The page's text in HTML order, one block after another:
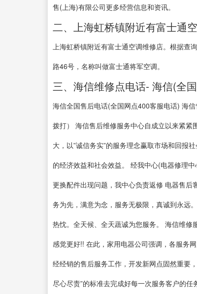
售(上海)有限公司更多经营信息和资讯。
二、上海虹桥镇附近有富士通
上海虹桥镇附近有富士通空调维修店。根据查
路46号，名称叫做富士通将军空调。
三、海信维修点电话- 海信(全
海信全国售后电话(全国网点400客服电话) 海
拨打） 海信售后维修服务中心自成立以来紧紧
大，以”诚信务实”的服务理念赢取市场和回报
的经济效益和社会效益。 经我中心(电器修理
更换配件出现问题，我中心负责返修 电器售
务为先，满意为念，服务无极限，真诚到永远
热忱。全天候、全天蔬诚为您服务。 海信维修
感觉更好!! 在此，家用电器公司强调，各服务
经经销的售后服务工作，开发新网点固然重要
尽心尽责”的标准去完成好每一次服务客户的